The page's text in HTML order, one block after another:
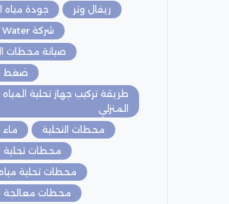
جودة مياه
ريفال وتر
شركة Rival Water
صيانة محطات
ضغط
طريقة تركيب جهاز تحلية المياه
المنزلي
ماء
محطات التحلية
محطات تحلية
محطات تحلية مياه
محطات معالجة